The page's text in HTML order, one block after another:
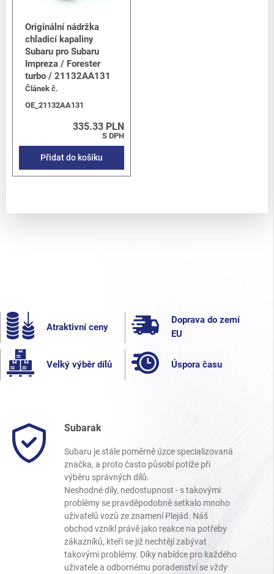
Originální nádržka
chladicí kapaliny
Subaru pro Subaru
Impreza / Forester
turbo / 21132AA131
Článek č.
OE_21132AA131
335.33 PLN
S DPH
Přidat do košíku
Atraktivní ceny
Doprava do zemí
EU
Velký výběr dílů Úspora času
Subarak
Subaru je stále poměrně úzce specializovaná
značka, a proto často působí potíže při
výběru správných dílů.
Neshodné díly, nedostupnost - s takovými
problémy se pravděpodobně setkalo mnoho
uživatelů vozů ze znamení Plejád. Náš
obchod vznikl právě jako reakce na potřeby
zákazníků, kteří se již nechtějí zabývat
takovými problémy. Díky nabídce pro každého
uživatele a odbornému poradenství se vždy